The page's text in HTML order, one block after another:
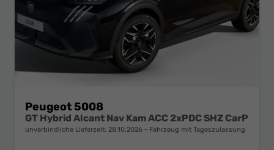
Peugeot 5008
GT Hybrid Alcant Nav Kam ACC 2xPDC SHZ CarP
unverbindliche Lieferzeit: 28.10.2026 Fahrzeug mit Tageszulassung